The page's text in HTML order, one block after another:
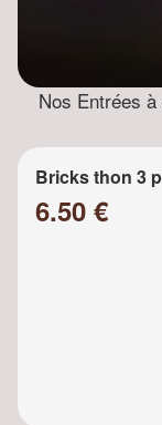
Nos Entrées
Bricks thon 3
6.50 €